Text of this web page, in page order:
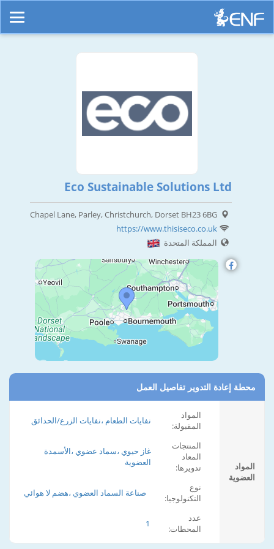
Eco Sustainable Solutions Ltd
Chapel Lane, Parley, Christchurch, Dorset BH23 6BG
https://www.thisiseco.co.uk
المملكة المتحدة
محطة إعادة التدوير تفاصيل العمل
المواد
العضوية
المواد
المقبولة:
نفايات الطعام ،نفايات الزرع/الحدائق
المنتجات
المعاد
تدويرها:
غاز حيوي ،سماد عضوي ،الأسمدة
العضوية
نوع
التكنولوجيا:
صناعة السماد العضوي ،هضم لا هوائي
عدد
المحطات:
1